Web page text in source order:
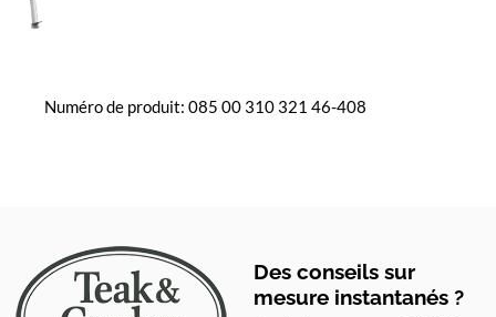
Numéro de produit: 085 00 310 321 46-408
Des conseils sur
mesure instantanés ?